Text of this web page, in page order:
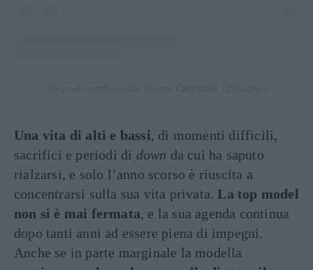
Una vita di alti e bassi, di momenti difficili,
sacrifici e periodi di down da cui ha saputo
rialzarsi, e solo l’anno scorso è riuscita a
concentrarsi sulla sua vita privata.La top model
non si è mai fermata, e la sua agenda continua
dopo tanti anni ad essere piena di impegni.
Anche se in parte marginale la modella